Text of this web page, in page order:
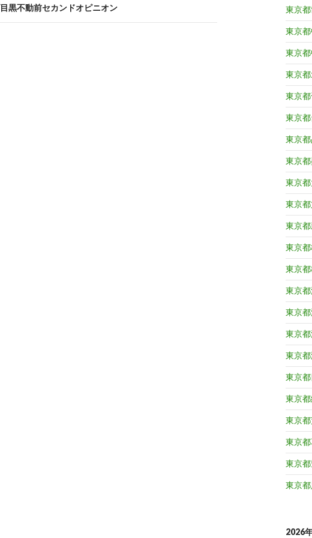
黒不動前セカンドオピニオン 東京
東京
東京
東京
東京
東京
東京
東京
東京
東京
東京
東京
東京
東京
東京
東京
東京
東京
東京
東京
東京
東京
東京
2026